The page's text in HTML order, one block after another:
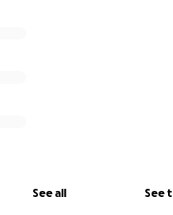
See all See